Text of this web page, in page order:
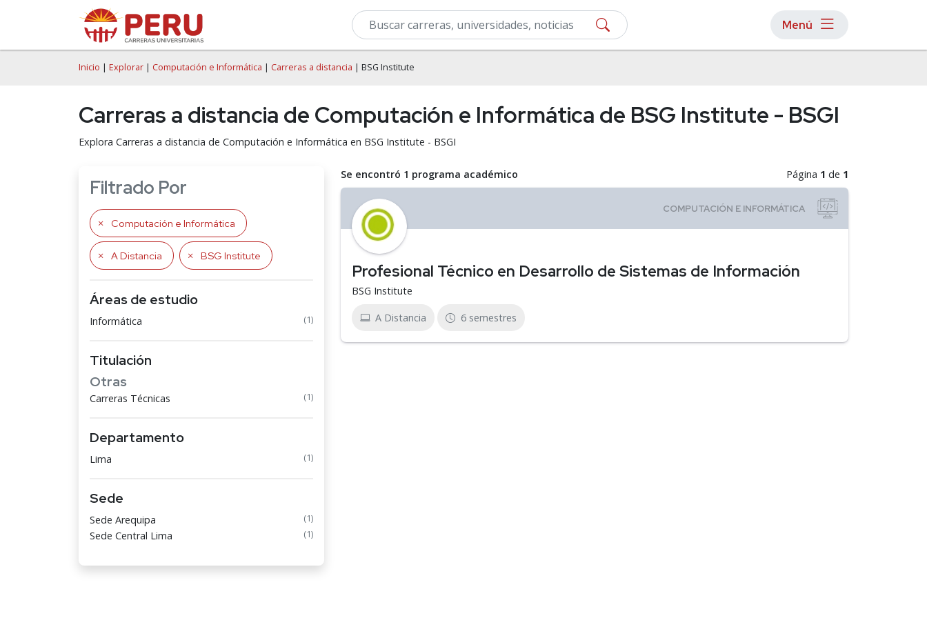
Menú
Inicio | Explorar | Computación e Informática | Carreras a distancia | BSG Institute
Carreras a distancia de Computación e Informática de BSG Institute - BSGI
Explora Carreras a distancia de Computación e Informática en BSG Institute - BSGI
Filtrado Por
Computación e Informática
A Distancia BSG Institute
Áreas de estudio
Informática (1)
Titulación
Otras
Carreras Técnicas (1)
Departamento
Lima (1)
Sede
Sede Arequipa (1)
Sede Central Lima (1)
Se encontró 1 programa académico Página 1 de 1
Profesional Técnico en Desarrollo de Sistemas de Información
BSG Institute
A Distancia 6 semestres